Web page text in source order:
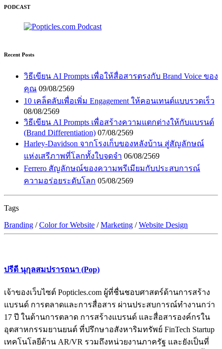
PODCAST
Recent Posts
วิธีเขียน AI Prompts เพื่อให้สื่อสารตรงกับ Brand Voice ของ
คุณ 09/08/2569
10 เคล็ดลับเพื่อเพิ่ม Engagement ให้คอนเทนต์แบบรวดเร็ว
08/08/2569
วิธีเขียน AI Prompts เพื่อสร้างความแตกต่างให้กับแบรนด์
(Brand Differentiation) 07/08/2569
Harley-Davidson จากโรงเก็บของหลังบ้าน สู่สัญลักษณ์
แห่งเสรีภาพที่โลกทั้งใบจดจำ 06/08/2569
Ferrero สัญลักษณ์ของความพรีเมียมกับประสบการณ์
ความอร่อยระดับโลก 05/08/2569
Tags
Branding /Color for Website /Marketing /Website Design
ปรีดี นุกุลสมปรารถนา (Pop)
เจ้าของเว็บไซต์ Popticles.com ผู้ที่ชื่นชอบศาสตร์ด้านการสร้าง
แบรนด์ การตลาดและการสื่อสาร ผ่านประสบการณ์ทำงานกว่า
17 ปี ในด้านการตลาด การสร้างแบรนด์ และสื่อสารองค์กรใน
อุตสาหกรรมยานยนต์ ที่ปรึกษาอสังหาริมทรัพย์ FinTech Startup
เทคโนโลยีด้าน AR/VR รวมถึงหน่วยงานภาครัฐ และยังเป็นที่